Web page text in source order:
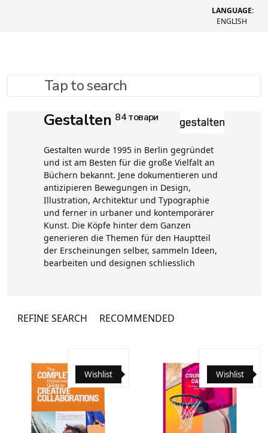
LANGUAGE:
ENGLISH
Tap to search
Gestalten 84 товари
Gestalten wurde 1995 in Berlin gegründet
und ist am Besten für die große Vielfalt an
Büchern bekannt. Jene dokumentieren und
antizipieren Bewegungen in Design,
Illustration, Architektur und Typographie
und ferner in urbaner und kontemporärer
Kunst. Die Köpfe hinter dem Ganzen
generieren die Themen für den Hauptteil
der Erscheinungen selber, sammeln Ideen,
bearbeiten und designen schliesslich
REFINE SEARCH RECOMMENDED
Wishlist Wishlist